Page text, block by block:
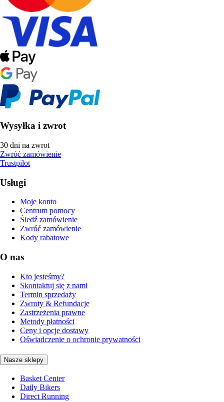
Wysyłka i zwrot
30 dni na zwrot
Zwróć zamówienie
Trustpilot
Usługi
Moje konto
Centrum pomocy
Śledź zamówienie
Zwróć zamówienie
Kody rabatowe
O nas
Kto jesteśmy?
Skontaktuj się z nami
Termin sprzedaży
Zwroty & Refundacje
Zastrzeżenia prawne
Metody płatności
Ceny i opcje dostawy
Oświadczenie o ochronie prywatności
Nasze sklepy
Basket Center
Daily Bikers
Direct Running